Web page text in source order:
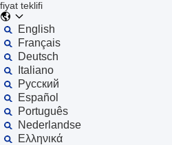
fiyat teklifi
English
Français
Deutsch
Italiano
Русский
Español
Português
Nederlandse
Ελληνικά